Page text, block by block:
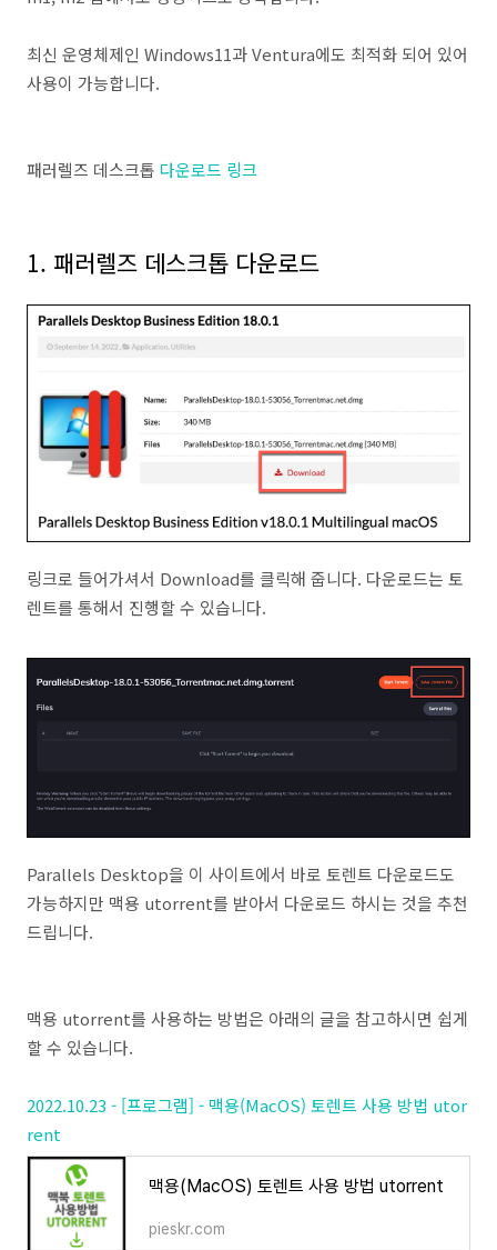
최신 운영체제인 Windows11과 Ventura에도 최적화 되어 있어
사용이 가능합니다.
패러렐즈 데스크톱 다운로드 링크
1. 패러렐즈 데스크톱 다운로드
링크로 들어가셔서 Download를 클릭해 줍니다. 다운로드는 토
렌트를 통해서 진행할 수 있습니다.
Parallels Desktop을 이 사이트에서 바로 토렌트 다운로드도
가능하지만 맥용 utorrent를 받아서 다운로드 하시는 것을 추천
드립니다.
맥용 utorrent를 사용하는 방법은 아래의 글을 참고하시면 쉽게
할 수 있습니다.
2022.10.23 - [프로그램] - 맥용(MacOS) 토렌트 사용 방법 utor
rent
맥용(MacOS) 토렌트 사용 방법 utorrent
pieskr.com